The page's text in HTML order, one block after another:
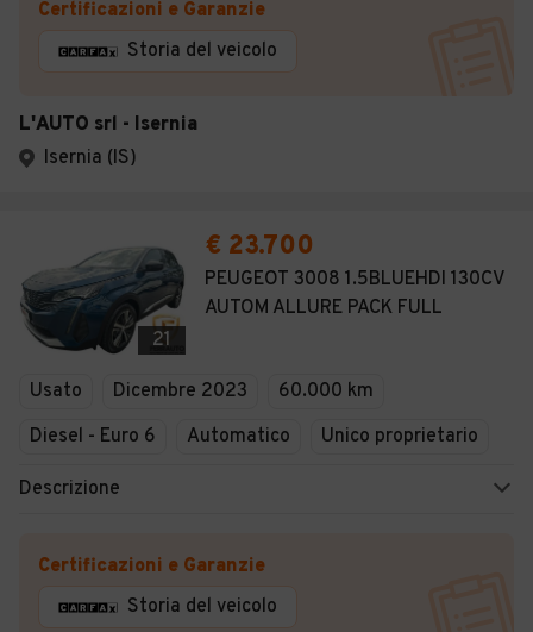
Certificazioni e Garanzie
Storia del veicolo
L'AUTO srl - Isernia
Isernia (IS)
21
€ 23.700
PEUGEOT 3008 1.5BLUEHDI 130CV
AUTOM ALLURE PACK FULL
Usato Dicembre 2023
60.000 km
Diesel - Euro 6
Automatico Unico proprietario
Descrizione
Certificazioni e Garanzie
Storia del veicolo